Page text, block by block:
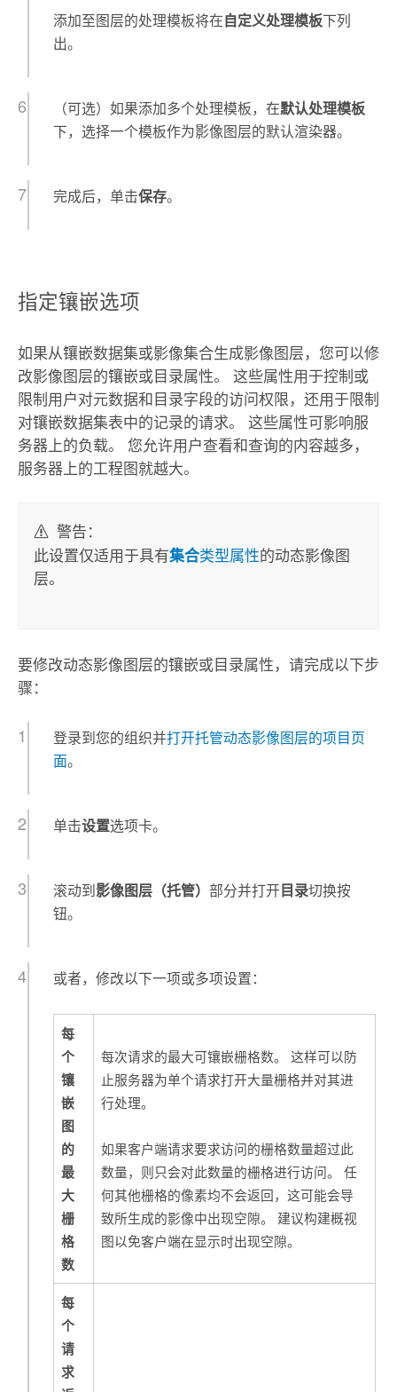
添加至图层的处理模板将在自定义处理模板下列
出。
（可选）如果添加多个处理模板，在默认处理模板
下，选择一个模板作为影像图层的默认渲染器。
完成后，单击保存。
指定镶嵌选项
如果从镶嵌数据集或影像集合生成影像图层，您可以修
改影像图层的镶嵌或目录属性。 这些属性用于控制或
限制用户对元数据和目录字段的访问权限，还用于限制
对镶嵌数据集表中的记录的请求。 这些属性可影响服
务器上的负载。 您允许用户查看和查询的内容越多，
服务器上的工程图就越大。
警告：
此设置仅适用于具有集合类型属性的动态影像图
层。
要修改动态影像图层的镶嵌或目录属性，请完成以下步
骤：
登录到您的组织并打开托管动态影像图层的项目页
面。
单击设置选项卡。
滚动到影像图层（托管） 部分并打开目录切换按
钮。
或者，修改以下一项或多项设置：
每
个
镶
嵌
图
的
最
大
栅
格
数
每次请求的最大可镶嵌栅格数。 这样可以防
止服务器为单个请求打开大量栅格并对其进
行处理。
如果客户端请求要求访问的栅格数量超过此
数量，则只会对此数量的栅格进行访问。 任
何其他栅格的像素均不会返回，这可能会导
致所生成的影像中出现空隙。 建议构建概视
图以免客户端在显示时出现空隙。
每
个
请
求